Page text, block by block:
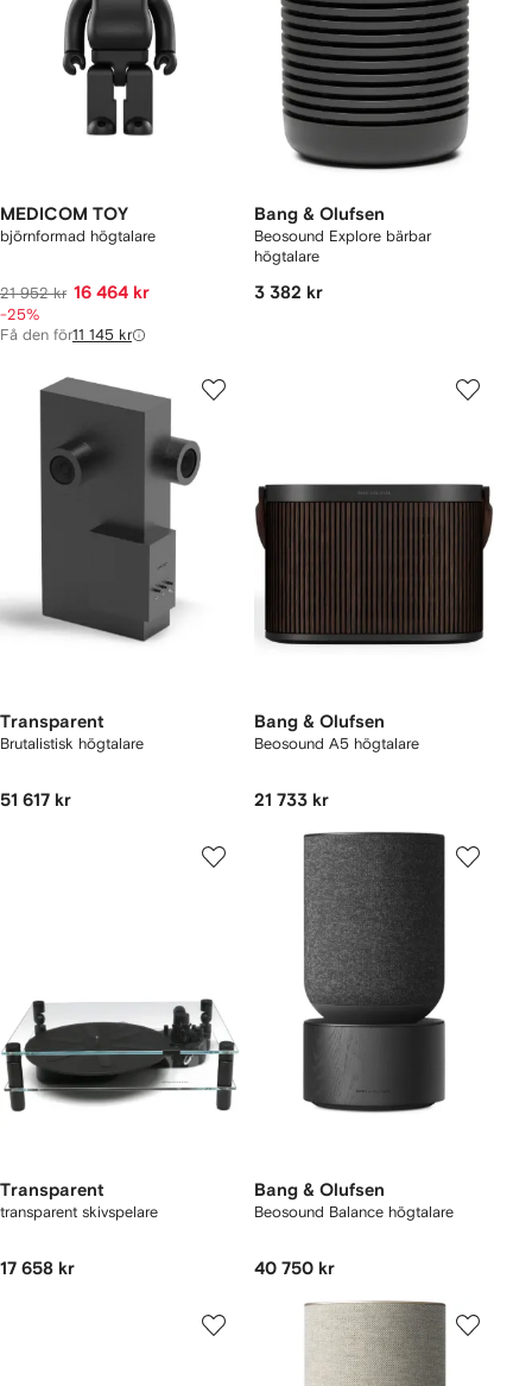
MEDICOM TOY
björnformad högtalare
21 952 kr 16 464 kr
-25%
Få den för11 145 kr
Bang & Olufsen
Beosound Explore bärbar
högtalare
3 382 kr
Transparent
Brutalistisk högtalare
51 617 kr
Bang & Olufsen
Beosound A5 högtalare
21 733 kr
Transparent
transparent skivspelare
17 658 kr
Bang & Olufsen
Beosound Balance högtalare
40 750 kr